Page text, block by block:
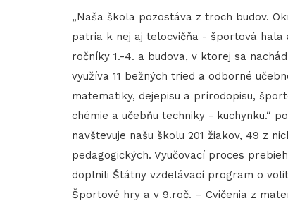
„Naša škola pozostáva z troch budov.
patria k nej aj telocvičňa - športová
ročníky 1.-4. a budova, v ktorej sa
využíva 11 bežných tried a odborné
matematiky, dejepisu a prírodopisu,
chémie a učebňu techniky - kuchynku.“
navštevuje našu školu 201 žiakov, 49 z
pedagogických. Vyučovací proces
doplnili Štátny vzdelávací program o
Športové hry a v 9.roč. – Cvičenia z